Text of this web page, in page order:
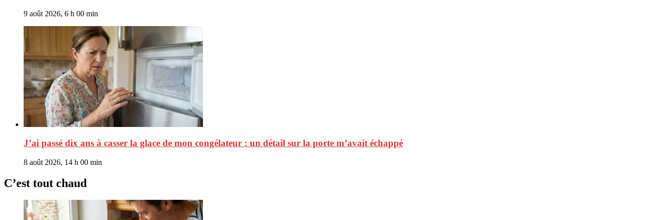
9 août 2026, 6 h 00 min
J’ai passé dix ans à casser la glace de mon congélateur : un détail sur la porte m’avait échappé
8 août 2026, 14 h 00 min
C’est tout chaud